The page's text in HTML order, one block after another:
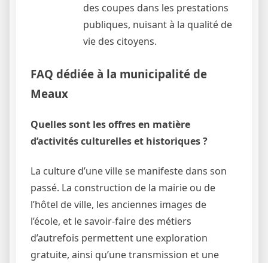
des coupes dans les prestations
publiques, nuisant à la qualité de
vie des citoyens.
FAQ dédiée à la municipalité de
Meaux
Quelles sont les offres en matière
d’activités culturelles et historiques ?
La culture d’une ville se manifeste dans son
passé. La construction de la mairie ou de
l’hôtel de ville, les anciennes images de
l’école, et le savoir-faire des métiers
d’autrefois permettent une exploration
gratuite, ainsi qu’une transmission et une